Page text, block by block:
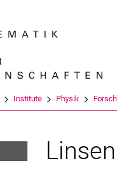
Institute Physik